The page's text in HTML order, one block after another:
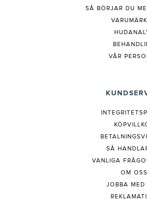
SÅ BÖRJAR DU
VÅR
SÅ
VANLIGA
OM OSS
JOBBA MED